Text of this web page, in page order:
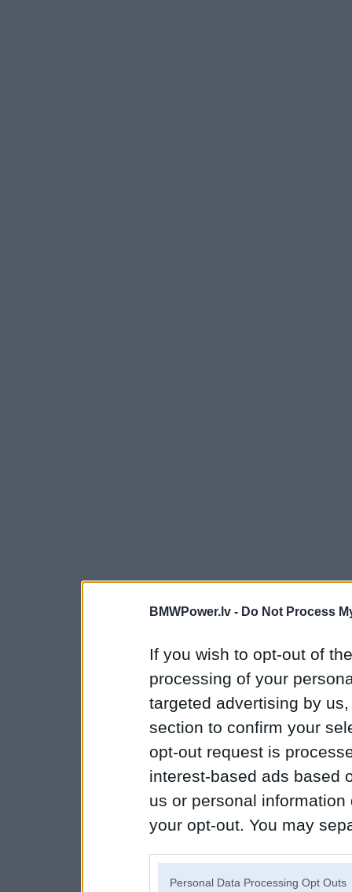
BMWPower.lv - Do Not Process
If you wish to opt-out of
processing of your
targeted advertising by
section to confirm your
opt-out request is
interest-based ads based
us or personal
your opt-out. You may
Personal Data Processing Opt Outs